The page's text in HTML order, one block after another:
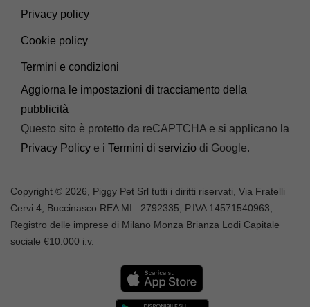
Privacy policy
Cookie policy
Termini e condizioni
Aggiorna le impostazioni di tracciamento della
pubblicità
Questo sito è protetto da reCAPTCHA e si applicano la
Privacy Policy e i Termini di servizio di Google.
Copyright © 2026, Piggy Pet Srl tutti i diritti riservati, Via Fratelli
Cervi 4, Buccinasco REA MI –2792335 , P.IVA 14571540963,
Registro delle imprese di Milano Monza Brianza Lodi Capitale
sociale €10.000 i.v.